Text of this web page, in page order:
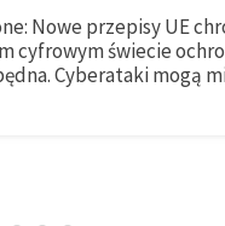
Nowe przepisy UE
cyfrowym świecie
Cyberataki mogą